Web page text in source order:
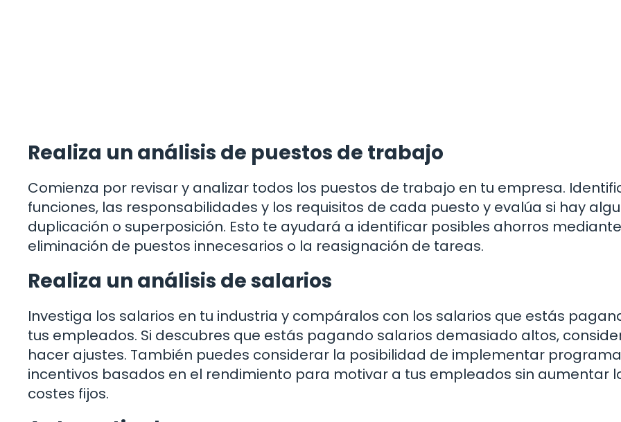
Realiza un análisis de puestos de trabajo
Comienza por revisar y analizar todos los puestos de trabajo en tu empresa.
funciones, las responsabilidades y los requisitos de cada puesto y evalúa si hay
duplicación o superposición. Esto te ayudará a identificar posibles ahorros
eliminación de puestos innecesarios o la reasignación de tareas.
Realiza un análisis de salarios
Investiga los salarios en tu industria y compáralos con los salarios que estás
tus empleados. Si descubres que estás pagando salarios demasiado altos,
hacer ajustes. También puedes considerar la posibilidad de implementar
incentivos basados en el rendimiento para motivar a tus empleados sin aumentar
costes fijos.